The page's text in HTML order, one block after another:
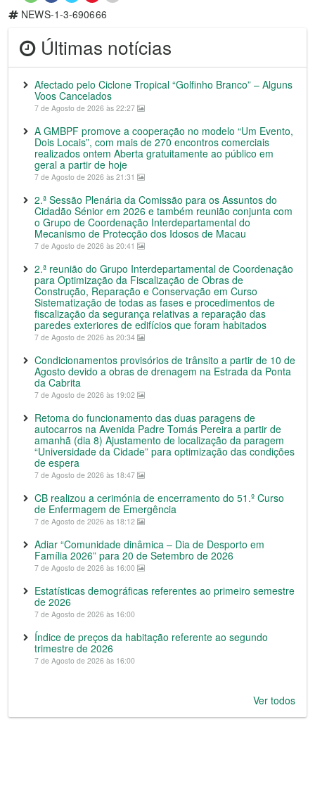
NEWS-1-3-690666
Últimas notícias
Afectado pelo Ciclone Tropical “Golfinho Branco” – Alguns
Voos Cancelados
7 de Agosto de 2026 às 22:27
A GMBPF promove a cooperação no modelo “Um Evento,
Dois Locais”, com mais de 270 encontros comerciais
realizados ontem Aberta gratuitamente ao público em
geral a partir de hoje
7 de Agosto de 2026 às 21:31
2.ª Sessão Plenária da Comissão para os Assuntos do
Cidadão Sénior em 2026 e também reunião conjunta com
o Grupo de Coordenação Interdepartamental do
Mecanismo de Protecção dos Idosos de Macau
7 de Agosto de 2026 às 20:41
2.ª reunião do Grupo Interdepartamental de Coordenação
para Optimização da Fiscalização de Obras de
Construção, Reparação e Conservação em Curso
Sistematização de todas as fases e procedimentos de
fiscalização da segurança relativas a reparação das
paredes exteriores de edifícios que foram habitados
7 de Agosto de 2026 às 20:34
Condicionamentos provisórios de trânsito a partir de 10 de
Agosto devido a obras de drenagem na Estrada da Ponta
da Cabrita
7 de Agosto de 2026 às 19:02
Retoma do funcionamento das duas paragens de
autocarros na Avenida Padre Tomás Pereira a partir de
amanhã (dia 8) Ajustamento de localização da paragem
“Universidade da Cidade” para optimização das condições
de espera
7 de Agosto de 2026 às 18:47
CB realizou a cerimónia de encerramento do 51.º Curso
de Enfermagem de Emergência
7 de Agosto de 2026 às 18:12
Adiar “Comunidade dinâmica – Dia de Desporto em
Família 2026” para 20 de Setembro de 2026
7 de Agosto de 2026 às 16:00
Estatísticas demográficas referentes ao primeiro semestre
de 2026
7 de Agosto de 2026 às 16:00
Índice de preços da habitação referente ao segundo
trimestre de 2026
7 de Agosto de 2026 às 16:00
Ver todos